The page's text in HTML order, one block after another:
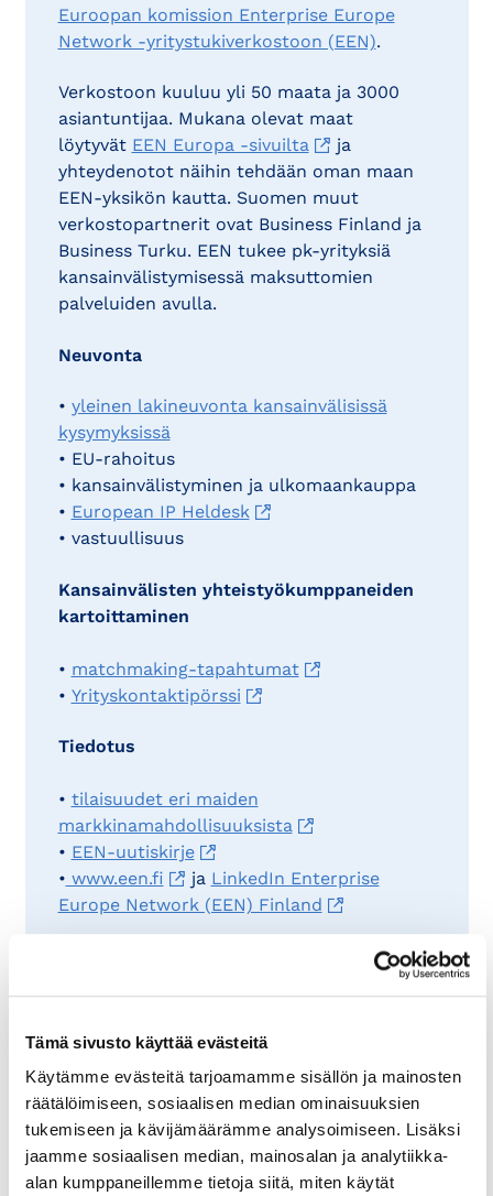
Tämä sivusto käyttää evästeitä
Käytämme evästeitä tarjoamamme sisällön ja mainosten
räätälöimiseen, sosiaalisen median ominaisuuksien
tukemiseen ja kävijämäärämme analysoimiseen. Lisäksi
jaamme sosiaalisen median, mainosalan ja analytiikka-
alan kumppaneillemme tietoja siitä, miten käytät
Euroopan komission Enterprise Europe
Network -yritystukiverkostoon (EEN).
Verkostoon kuuluu yli 50 maata ja 3000
asiantuntijaa. Mukana olevat maat
löytyvät EEN Europa -sivuilta
ja
yhteydenotot näihin tehdään oman maan
EEN-yksikön kautta. Suomen muut
verkostopartnerit ovat Business Finland ja
Business Turku. EEN tukee pk-yrityksiä
kansainvälistymisessä maksuttomien
palveluiden avulla.
Neuvonta
• yleinen lakineuvonta kansainvälisissä
kysymyksissä
• EU-rahoitus
• kansainvälistyminen ja ulkomaankauppa
• European IP Heldesk
• vastuullisuus
Kansainvälisten yhteistyökumppaneiden
kartoittaminen
• matchmaking-tapahtumat
• Yrityskontaktipörssi
Tiedotus
• tilaisuudet eri maiden
markkinamahdollisuuksista
• EEN-uutiskirje
• www.een.fi ja LinkedIn Enterprise
Europe Network (EEN) Finland
Lue myös